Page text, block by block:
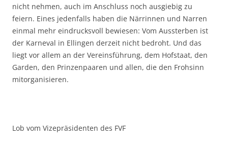
nicht nehmen, auch im Anschluss noch ausgiebig zu
feiern. Eines jedenfalls haben die Närrinnen und Narren
einmal mehr eindrucksvoll bewiesen: Vom Aussterben ist
der Karneval in Ellingen derzeit nicht bedroht. Und das
liegt vor allem an der Vereinsführung, dem Hofstaat, den
Garden, den Prinzenpaaren und allen, die den Frohsinn
mitorganisieren.
Lob vom Vizepräsidenten des FVF